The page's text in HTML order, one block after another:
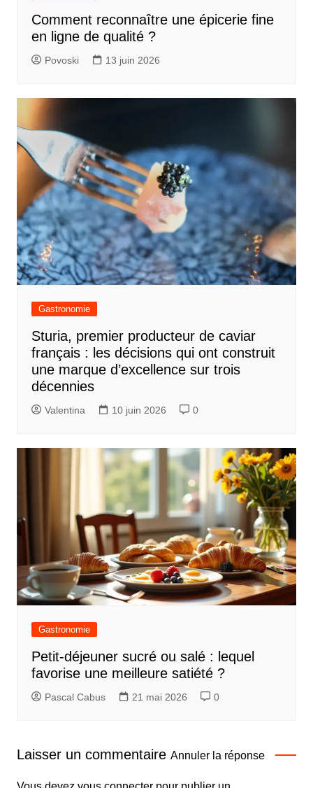
Comment reconnaître une épicerie fine
en ligne de qualité ?
Povoski 13 juin 2026
Gastronomie
Sturia, premier producteur de caviar
français : les décisions qui ont construit
une marque d’excellence sur trois
décennies
Valentina 10 juin 2026 0
Gastronomie
Petit-déjeuner sucré ou salé : lequel
favorise une meilleure satiété ?
Pascal Cabus 21 mai 2026 0
Laisser un commentaire Annuler la réponse